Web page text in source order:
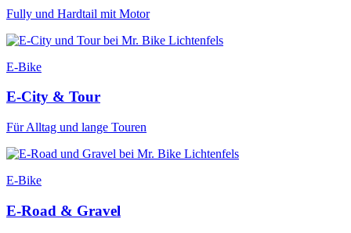
Fully und Hardtail mit Motor
E-Bike
E-City & Tour
Für Alltag und lange Touren
E-Bike
E-Road & Gravel